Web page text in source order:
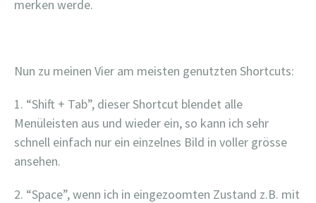
merken werde.
Nun zu meinen Vier am meisten genutzten Shortcuts:
1. “Shift + Tab”, dieser Shortcut blendet alle
Menüleisten aus und wieder ein, so kann ich sehr
schnell einfach nur ein einzelnes Bild in voller grösse
ansehen.
2. “Space”, wenn ich in eingezoomten Zustand z.B. mit